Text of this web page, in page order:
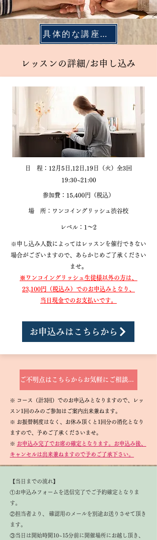
具体的な講座内容
レッスンの詳細/お申し込み
日 程：12月5日,12日,19日（火）全3回
19:30~21:00
参加費：15,400円（税込）​
場 所：​ワンコイングリッシュ渋谷校
レベル：1～2
※申し込み人数によってはレッスンを催行できない
場合がございますので、あらかじめご了承ください
ませ。
※ワンコイングリッシュ生徒様以外の方は、
23,100円（税込み）でのお申込みとなり、
​当日現金でのお支払いです。
お申込みはこちらから
ご不明点はこちらからお気軽にご相談ください
※ コース（計3回）でのお申込みとなりますので、レッ
スン1回のみのご参加はご案内出来兼ねます。
※ お振替制度はなく、お休み頂くと1回分の消化となり
ますので、予めご了承くださいませ。​
※ お申込み完了でお席の確定となります。お申込み後、
キャンセルは出来兼ねますので予めご了承下さい。
​【当日までの流れ】
①お申込みフォームを送信完了でご予約確定となりま
す。
②担当者より、 確認用のメールを別途お送りさせて頂き
ます。
③当日は開始時間10~15分前に開催場所にお越し頂き、